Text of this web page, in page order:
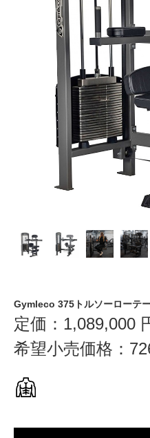
Gymleco 375トルソーローテ
定価： 1,089,000
希望小売価格：